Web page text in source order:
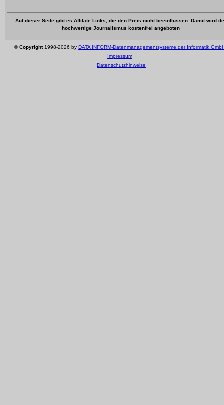
Auf dieser Seite gibt es Affilate Links, die den Preis nicht beeinflussen. Damit wird
hochwertige Journalismus kostenfrei angeboten
©Copyright1998-2026 by DATA INFORM-Datenmanagementsysteme der Informatik
Impressum
Datenschutzhinweise